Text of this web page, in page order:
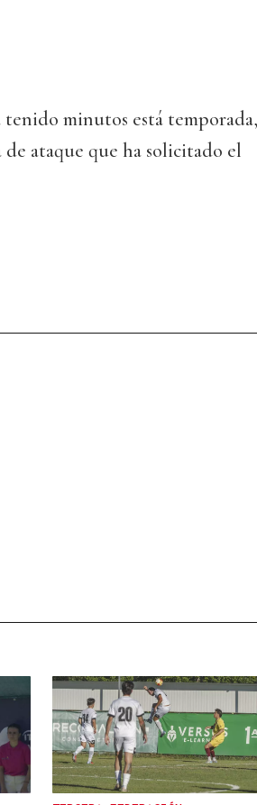
tenido minutos está temporada,
ataque que ha solicitado el